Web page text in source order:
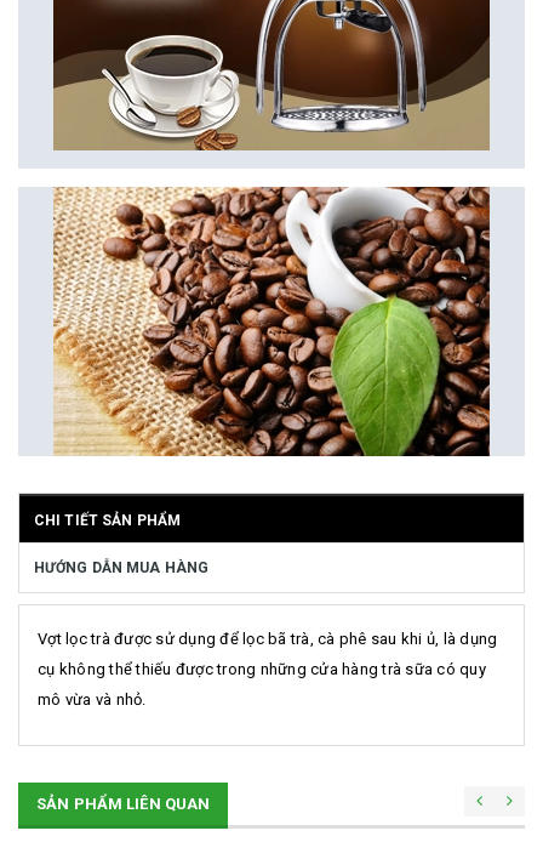
CHI TIẾT SẢN PHẨM
HƯỚNG DẪN MUA HÀNG
Vợt lọc trà được sử dụng để lọc bã trà, cà phê sau khi ủ, là dụng
cụ không thể thiếu được trong những cửa hàng trà sữa có quy
mô vừa và nhỏ.
SẢN PHẨM LIÊN QUAN